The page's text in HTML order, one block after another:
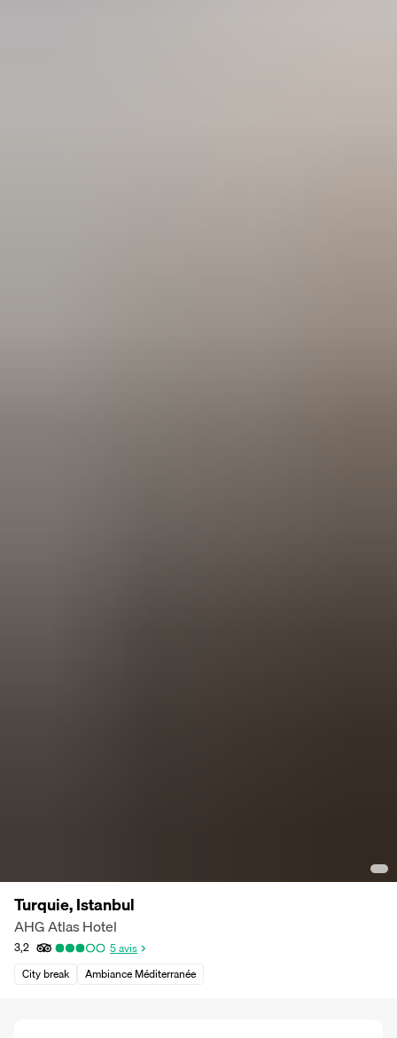
Turquie, Istanbul
AHG Atlas Hotel
3,2 5avis
City break
Ambiance Méditerranée